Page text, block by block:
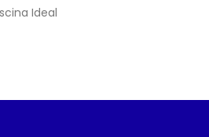
piscina
Ideal